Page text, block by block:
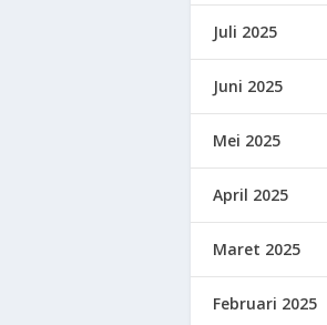
Juli 2025
Juni 2025
Mei 2025
April 2025
Maret 2025
Februari 2025